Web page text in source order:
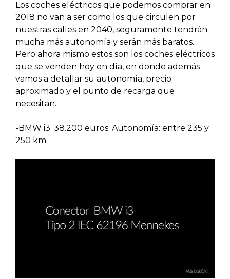
Los coches eléctricos que podemos comprar en
2018 no van a ser como los que circulen por
nuestras calles en 2040, seguramente tendrán
mucha más autonomía y serán más baratos.
Pero ahora mismo estos son los coches eléctricos
que se venden hoy en día, en donde además
vamos a detallar su autonomía, precio
aproximado y el punto de recarga que
necesitan.
-BMW i3: 38.200 euros. Autonomía: entre 235 y
250 km.